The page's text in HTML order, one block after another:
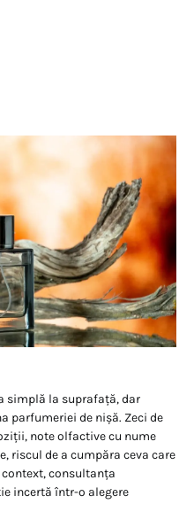
simplă la suprafață, dar
parfumeriei de nișă. Zeci de
note olfactive cu nume
riscul de a cumpăra ceva care
consultanța
incertă într-o alegere